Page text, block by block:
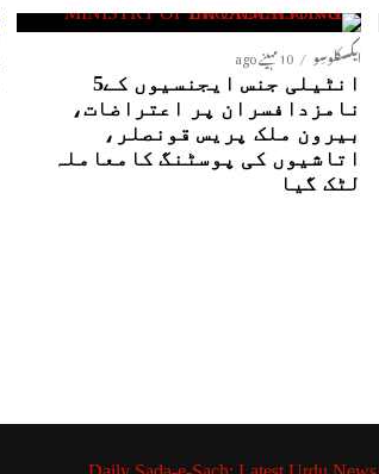
ایکسکلوسِو 10 مہینے ago
انٹیلی جنس ایجنسیوں کے5
نامزدافسران پر اعتراضات،
بیرون ملک پریس قونصلر،
اتاشیوں کی پوسٹنگ کامعاملہ
لٹک گیا